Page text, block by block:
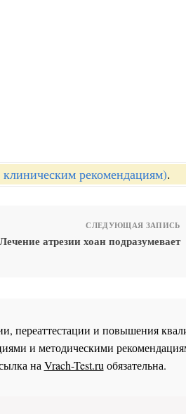
рекомендациям).
СЛЕДУЮЩАЯ ЗАПИСЬ
Лечение атрезии хоан подразумевает
переаттестации и повышения
и методическими
на Vrach-Test.ru обязательна.